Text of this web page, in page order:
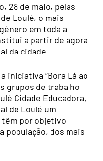
28 de maio, pelas
Loulé, o mais
em toda a
a partir de agora
da cidade.
iniciativa “Bora Lá ao
grupos de trabalho
Cidade Educadora,
de Loulé um
por objetivo
população, dos mais